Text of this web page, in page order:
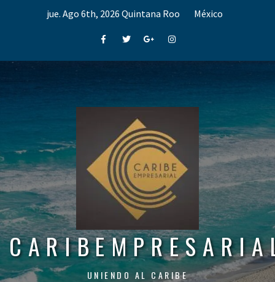
jue. Ago 6th, 2026 Quintana Roo México
FacebookTwitterGoogle+Instagram
UNIENDO AL CARIBE